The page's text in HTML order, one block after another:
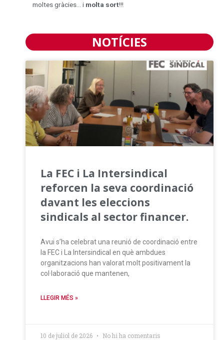
moltes gràcies… i molta sort!!!
NOTÍCIES
La FEC i La Intersindical
reforcen la seva coordinació
davant les eleccions
sindicals al sector financer.
Avui s’ha celebrat una reunió de coordinació entre
la FEC i La Intersindical en què ambdues
organitzacions han valorat molt positivament la
col·laboració que mantenen,
LLEGIR MÉS »
10 de juliol de 2026 No hi ha comentaris